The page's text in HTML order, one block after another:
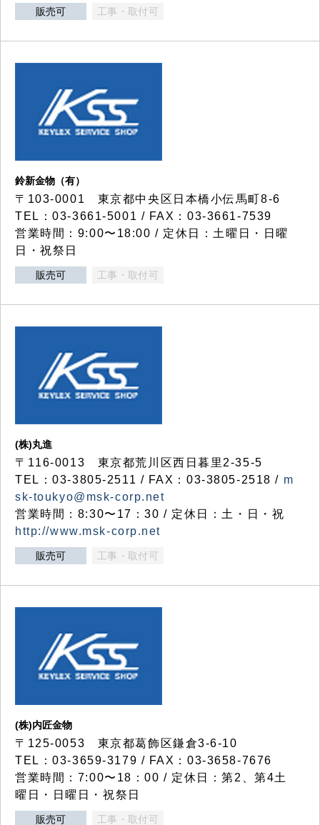
販売可 工事・取付可
鈴新金物（有）
〒103-0001 東京都中央区日本橋小伝馬町8-6
TEL：03-3661-5001 / FAX：03-3661-7539
営業時間：9:00〜18:00 / 定休日：土曜日・日曜
日・祝祭日
販売可 工事・取付可
(株)丸進
〒116-0013 東京都荒川区西日暮里2-35-5
TEL：03-3805-2511 / FAX：03-3805-2518 / m
sk-toukyo@msk-corp.net
営業時間：8:30〜17：30 / 定休日：土・日・祝
http://www.msk-corp.net
販売可 工事・取付可
(株)内匠金物
〒125-0053 東京都葛飾区鎌倉3-6-10
TEL：03-3659-3179 / FAX：03-3658-7676
営業時間：7:00〜18：00 / 定休日：第2、第4土
曜日・日曜日・祝祭日
販売可 工事・取付可